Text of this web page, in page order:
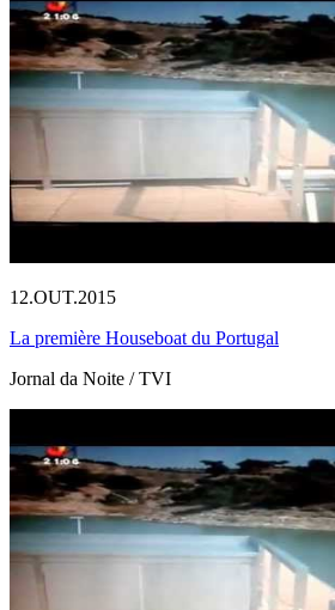
12.OUT.2015
La première Houseboat du Portugal
Jornal da Noite / TVI